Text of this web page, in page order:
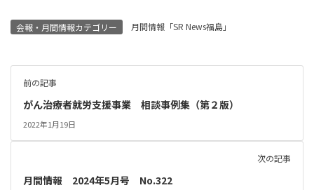
会報・月間情報カテゴリー 月間情報「SR News福島」
前の記事
がん治療者就労支援事業 相談事例集（第２版）
2022年1月19日
次の記事
月間情報 2024年5月号 No.322